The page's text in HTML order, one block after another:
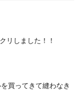
リしました！！
買ってきて縫わなき